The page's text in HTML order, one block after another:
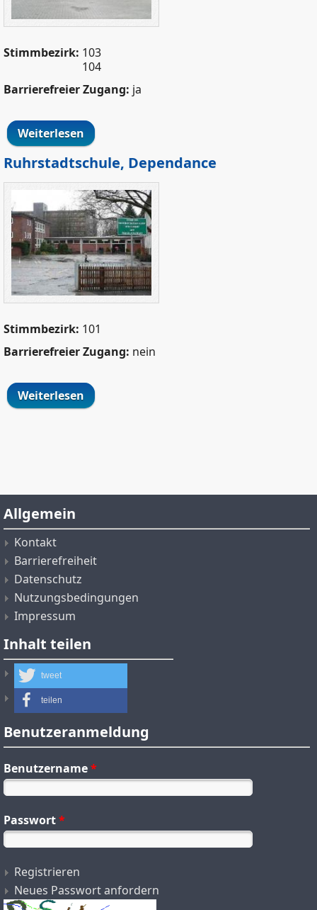
Stimmbezirk: 103
104
Barrierefreier Zugang: ja
Weiterlesen über Freie Waldorfschule
Ruhrstadtschule, Dependance
WilhelmBuschSchuleDependance.jpg
Stimmbezirk: 101
Barrierefreier Zugang: nein
Weiterlesen über Ruhrstadtschule, Dependance
Allgemein
Kontakt
Barrierefreiheit
Datenschutz
Nutzungsbedingungen
Impressum
Inhalt teilen
tweet
teilen
Benutzeranmeldung
Benutzername*
Passwort*
Registrieren
Neues Passwort anfordern